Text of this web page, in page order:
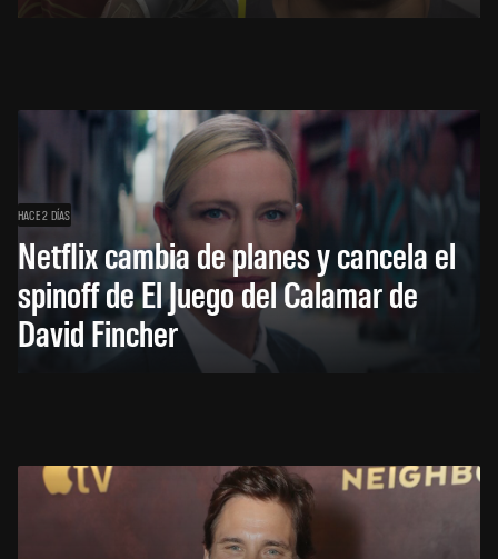
HACE 2 DÍAS
Netflix cambia de planes y cancela el
spinoff de El Juego del Calamar de
David Fincher